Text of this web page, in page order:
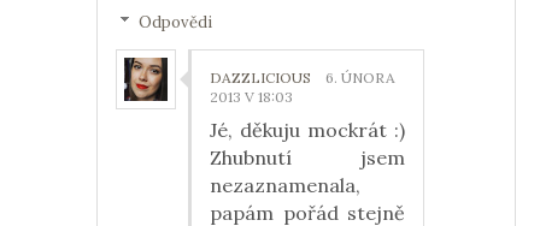
Odpovědi
DAZZLICIOUS
6. ÚNORA
2013 V 18:03
Jé, děkuju mockrát :)
Zhubnutí jsem
nezaznamenala,
papám pořád stejně